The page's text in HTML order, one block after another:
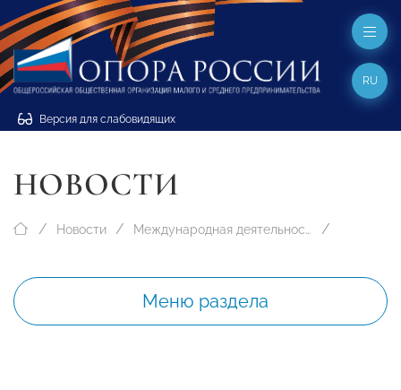
Версия для слабовидящих
RU
НОВОСТИ
Новости Международная деятельность
Меню раздела